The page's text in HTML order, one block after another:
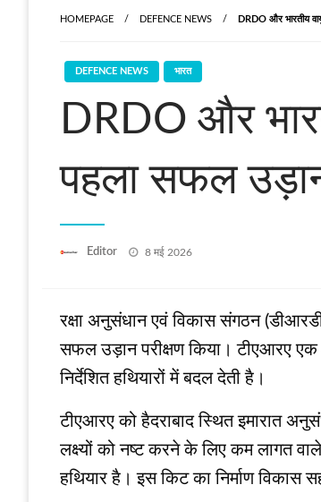
HOMEPAGE DEFENCE NEWS DRDO और भारतीय
DEFENCE NEWS भारत
DRDO और
पहला सफल उड़ान
Editor
Posted
8 मई 2026
रक्षा अनुसंधान एवं विकास संगठन
सफल उड़ान परीक्षण किया। टीएआरए एक
निर्देशित हथियारों में बदल देती है।
टीएआरए को हैदराबाद स्थित इमारात
लक्ष्यों को नष्ट करने के लिए कम लागत
हथियार है। इस किट का निर्माण विकास